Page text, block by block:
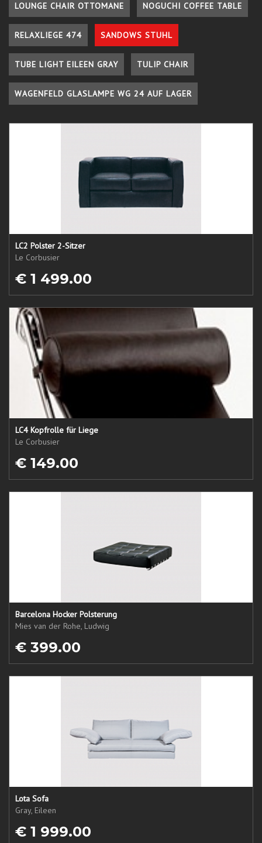
LOUNGE CHAIR OTTOMANE NOGUCHI COFFEE TABLE
RELAXLIEGE 474 SANDOWS STUHL
TUBE LIGHT EILEEN GRAY TULIP CHAIR
WAGENFELD GLASLAMPE WG 24 AUF LAGER
LC2 Polster 2-Sitzer
Le Corbusier
€ 1 499.00
LC4 Kopfrolle für Liege
Le Corbusier
€ 149.00
Barcelona Hocker Polsterung
Mies van der Rohe, Ludwig
€ 399.00
Lota Sofa
Gray, Eileen
€ 1 999.00